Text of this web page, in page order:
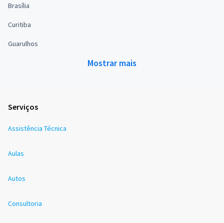
Brasília
Curitiba
Guarulhos
Mostrar mais
Serviços
Assistência Técnica
Aulas
Autos
Consultoria